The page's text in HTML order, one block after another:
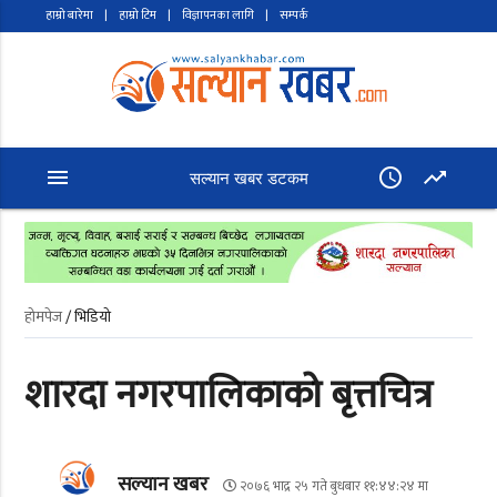
हाम्रो बारेमा | हाम्रो टिम | विज्ञापनका लागि | सम्पर्क
सल्यान खबर डटकम
menu access_time trending_up
होमपेज/ भिडियो
शारदा नगरपालिकाको बृत्तचित्र
सल्यान खबर
२०७६ भाद्र २५ गते बुधबार ११:४४:२४ मा